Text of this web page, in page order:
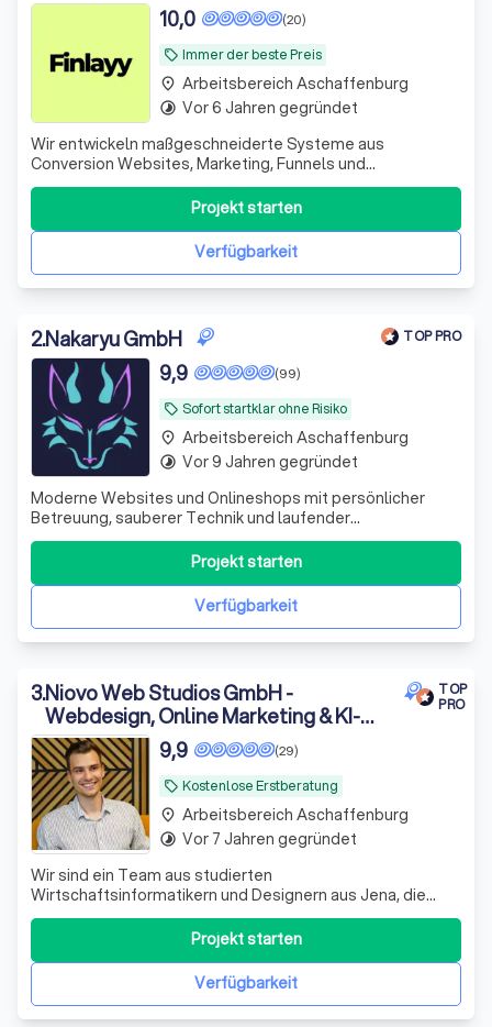
local_offer Immer der beste Preis
(20)
10,0
Wir entwickeln maßgeschneiderte Systeme aus
Conversion Websites, Marketing, Funnels und
Automationen für B2B-Dienstleister, die Besucher in
qualifizierte Leads und Kunden verwandeln.
Verfügbarkeit
Projekt starten
place Arbeitsbereich Aschaffenburg
timelapse Vor 6 Jahren gegründet
2.Nakaryu GmbH TOP PRO
local_offer Sofort startklar ohne Risiko
(99)
9,9
Moderne Websites und Onlineshops mit persönlicher
Betreuung, sauberer Technik und laufender
Weiterentwicklung – Alles aus einer Hand. Bereits ab 95€/
Monat, monatlich kündbar, ohne Setup Kosten.
Verfügbarkeit
Projekt starten
place Arbeitsbereich Aschaffenburg
timelapse Vor 9 Jahren gegründet
3.Niovo Web Studios GmbH -
Webdesign, Online Marketing & KI-
Automatisierung
TOP
PRO
local_offer Kostenlose Erstberatung
(29)
9,9
Wir sind ein Team aus studierten
Wirtschaftsinformatikern und Designern aus Jena, die
Unternehmen dabei unterstützen, sichtbarer zu werden
und neue Kunden zu gewinnen. Dabei setzen wir nicht nur
auf modernes Webdesign, sondern auch auf Online-
Marketing, KI-Technologien und clevere
Verfügbarkeit
Projekt starten
place Arbeitsbereich Aschaffenburg
timelapse Vor 7 Jahren gegründet